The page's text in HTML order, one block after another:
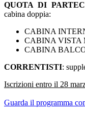
QUOTA DI
cabina doppia:
CABINA
CABINA VISTA
CABINA
CORRENTISTI:
Iscrizioni entro il 28
Guarda il programma